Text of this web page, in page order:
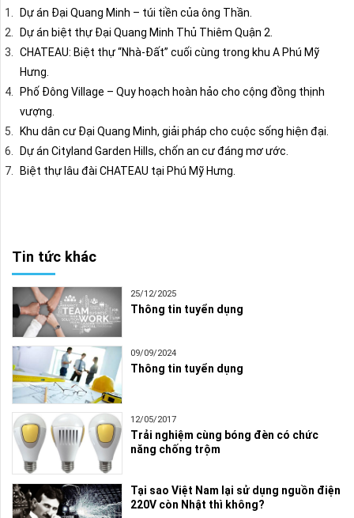
Dự án Đại Quang Minh – túi tiền của ông Thần.
Dự án biệt thự Đại Quang Minh Thủ Thiêm Quận 2.
CHATEAU: Biệt thự “Nhà-Đất” cuối cùng trong khu A Phú Mỹ
Hưng.
Phố Đông Village – Quy hoạch hoàn hảo cho cộng đồng thịnh
vượng.
Khu dân cư Đại Quang Minh, giải pháp cho cuộc sống hiện đại.
Dự án Cityland Garden Hills, chốn an cư đáng mơ ước.
Biệt thự lâu đài CHATEAU tại Phú Mỹ Hưng.
Tin tức khác
25/12/2025
Thông tin tuyển dụng
09/09/2024
Thông tin tuyển dụng
12/05/2017
Trải nghiệm cùng bóng đèn có chức
năng chống trộm
Tại sao Việt Nam lại sử dụng nguồn điện
220V còn Nhật thì không?